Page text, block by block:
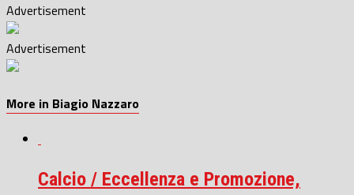
Advertisement
Advertisement
More in Biagio Nazzaro
Calcio / Eccellenza e Promozione,